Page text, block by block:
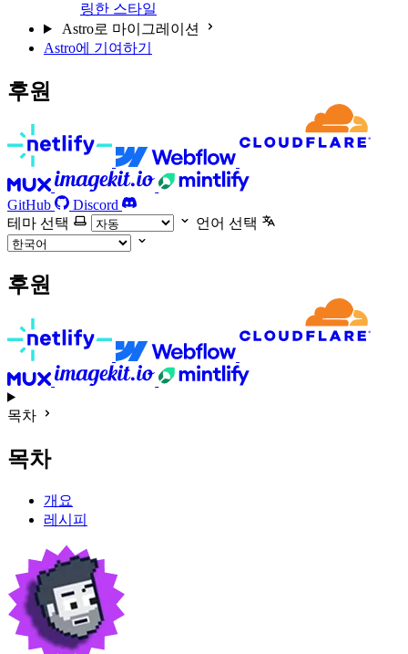
링한 스타일
Astro로 마이그레이션
Astro에 기여하기
후원
GitHub
Discord
테마 선택
언어 선택
후원
목차
목차
개요
레시피